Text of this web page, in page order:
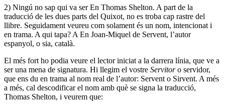
2) Ningú no sap qui va ser En Thomas Shelton. A part de la
traducció de les dues parts del Quixot, no es troba cap rastre del
llibre. Seguidament veureu com solament és un nom, intencionat i
en trama. A qui tapa? A En Joan-Miquel de Servent, l’autor
espanyol, o sia, català.
El més fort ho podia veure el lector iniciat a la darrera línia, que ve a
ser una mena de signatura. Hi llegim el vostre Servitoro servidor,
que ens du en trama al nom real de l’autor: Servent o Sirvent. A més
a més, cal descodificar el nom amb què se signa la traducció,
Thomas Shelton, i veurem que: